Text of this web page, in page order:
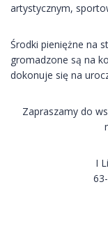
artystycznym,
Środki pieniężne na
gromadzone są na
dokonuje się na
Zapraszamy do
I